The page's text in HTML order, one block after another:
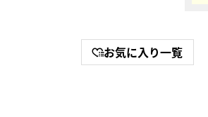
お気に入り一覧